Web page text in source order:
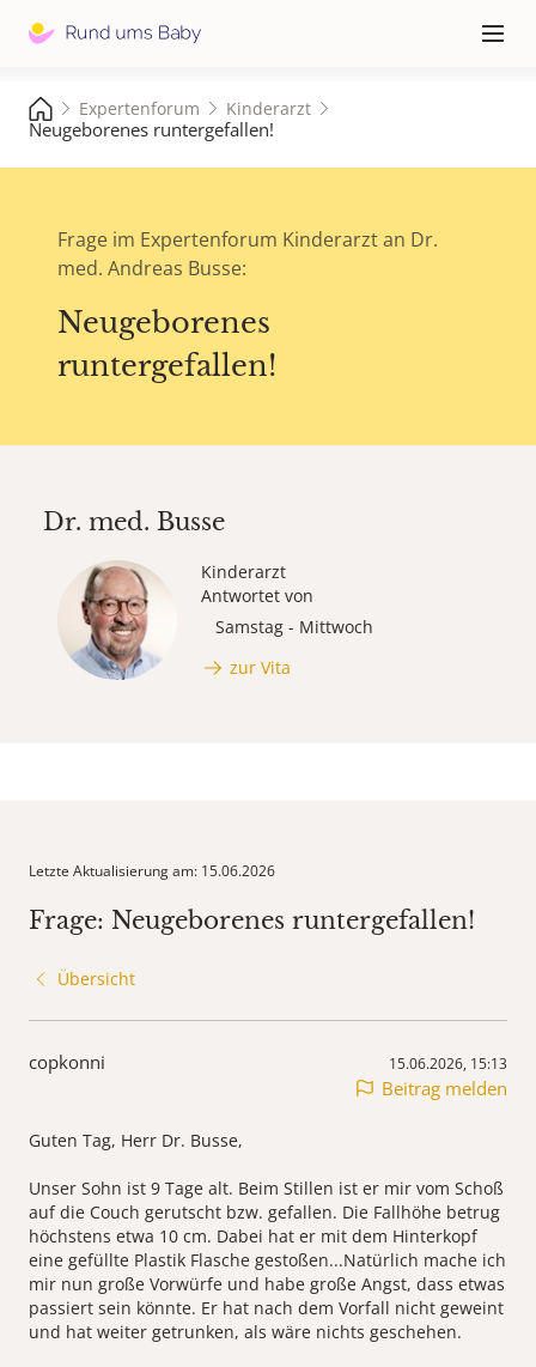
≡
Expertenforum Kinderarzt
Neugeborenes runtergefallen!
Frage im Expertenforum Kinderarzt an Dr.
med. Andreas Busse:
Neugeborenes
runtergefallen!
Dr. med. Busse
Kinderarzt
Antwortet von
Samstag - Mittwoch
zur Vita
Letzte Aktualisierung am: 15.06.2026
Frage: Neugeborenes runtergefallen!
Übersicht
copkonni 15.06.2026, 15:13
Beitrag melden
Guten Tag, Herr Dr. Busse,
Unser Sohn ist 9 Tage alt. Beim Stillen ist er mir vom Schoß
auf die Couch gerutscht bzw. gefallen. Die Fallhöhe betrug
höchstens etwa 10 cm. Dabei hat er mit dem Hinterkopf
eine gefüllte Plastik Flasche gestoßen...Natürlich mache ich
mir nun große Vorwürfe und habe große Angst, dass etwas
passiert sein könnte. Er hat nach dem Vorfall nicht geweint
und hat weiter getrunken, als wäre nichts geschehen.